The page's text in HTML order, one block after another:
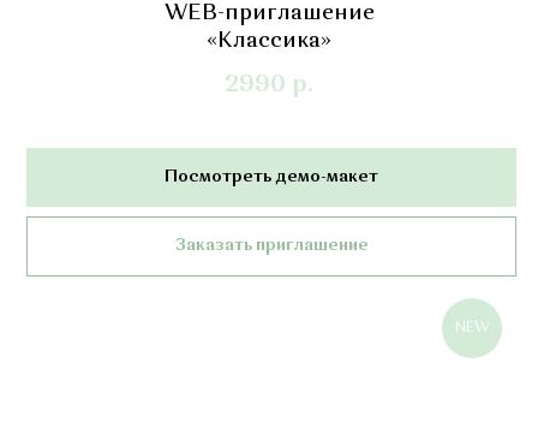
WEB-приглашение
«Классика»
2990 р.
Посмотреть демо-макет
Заказать приглашение
NEW